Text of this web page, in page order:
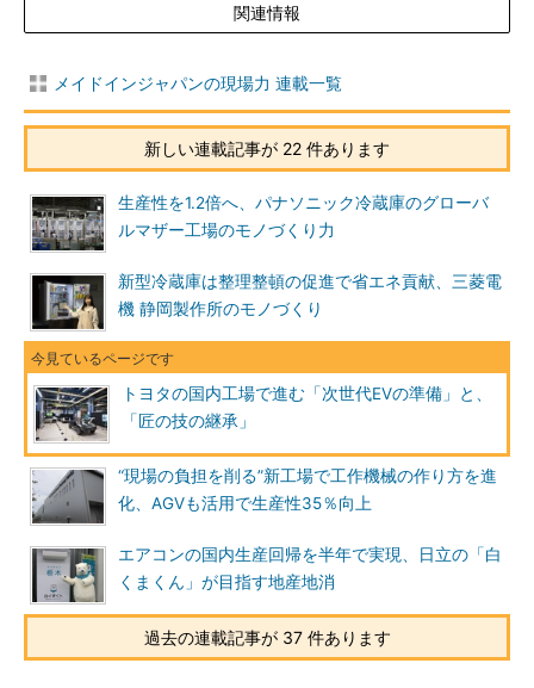
関連情報
メイドインジャパンの現場力 連載一覧
新しい連載記事が 22 件あります
生産性を1.2倍へ、パナソニック冷蔵庫のグローバ
ルマザー工場のモノづくり力
新型冷蔵庫は整理整頓の促進で省エネ貢献、三菱電
機 静岡製作所のモノづくり
トヨタの国内工場で進む「次世代EVの準備」と、
「匠の技の継承」
“現場の負担を削る”新工場で工作機械の作り方を進
化、AGVも活用で生産性35％向上
エアコンの国内生産回帰を半年で実現、日立の「白
くまくん」が目指す地産地消
過去の連載記事が 37 件あります